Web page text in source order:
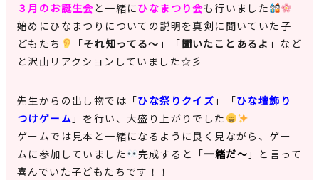
３月のお誕生会と一緒にひなまつり会も行いました
始めにひなまつりについての説明を真剣に聞いていた子
どもたち
「それ知ってる～ 」「聞いたことあるよ 」など
と沢山リアクションしていました☆彡
先生からの出し物では「ひな祭りクイズ 」「ひな壇飾り
つけゲーム 」を行い、大盛り上がりでした
ゲームでは見本と一緒になるように良く見ながら、ゲー
ムに参加していました
完成すると「一緒だ～ 」と言って
喜んでいた子どもたちです！！